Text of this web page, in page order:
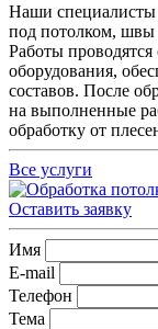
Наши специалисты
под потолком, швы
Работы
оборудования,
составов. После
на выполненные
обработку от
Все услуги
Оставить заявку
Имя
E-mail
Телефон
Тема